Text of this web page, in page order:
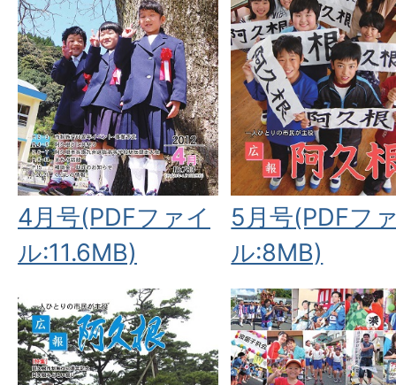
4月号(PDFファイ
ル:11.6MB)
5月号(PDFフ
ル:8MB)